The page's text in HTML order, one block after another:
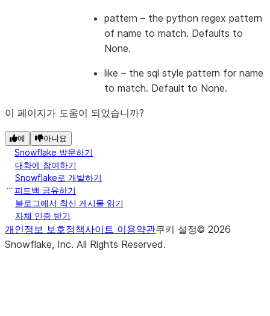
pattern – the python regex pattern
of name to match. Defaults to
None.
like – the sql style pattern for name
to match. Default to None.
이 페이지가 도움이 되었습니까?
예 아니요
Snowflake 방문하기
대화에 참여하기
Snowflake로 개발하기
피드백 공유하기
블로그에서 최신 게시물 읽기
자체 인증 받기
개인정보 보호정책사이트 이용약관쿠키 설정© 2026
Snowflake, Inc. All Rights Reserved.